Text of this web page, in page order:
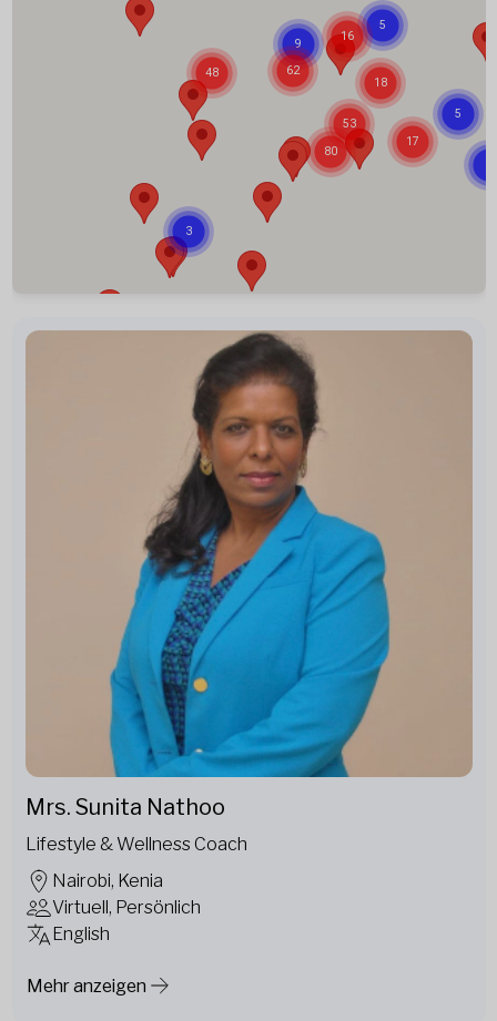
Mrs. Sunita Nathoo
Lifestyle & Wellness Coach
Nairobi, Kenia
Virtuell, Persönlich
English
Mehr anzeigen